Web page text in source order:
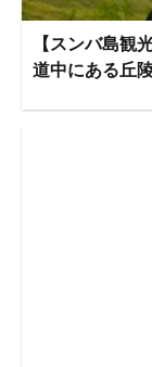
【スンバ島観
道中にある丘